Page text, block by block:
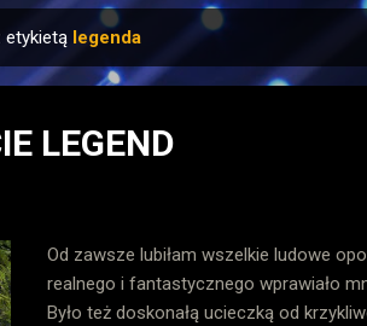
etykietą legenda
LEGEND
Od zawsze lubiłam wszelkie ludowe
realnego i fantastycznego wprawiało
Było też doskonałą ucieczką od